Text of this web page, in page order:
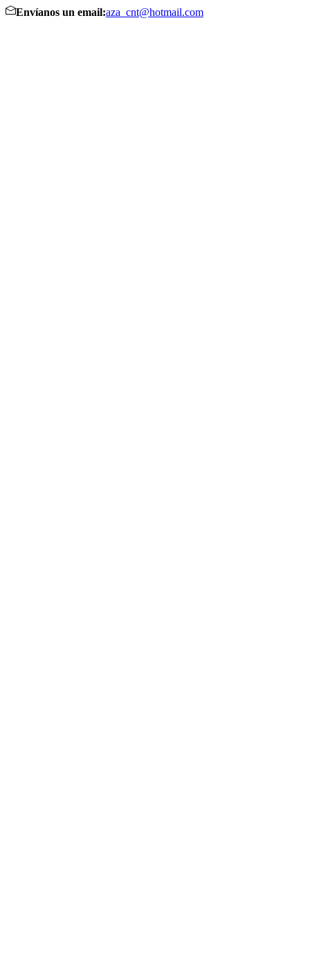
Envíanos un email:aza_cnt@hotmail.com